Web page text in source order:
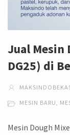
Jual Mesin
DG25) di
MESIN BARU
Mesin Dough